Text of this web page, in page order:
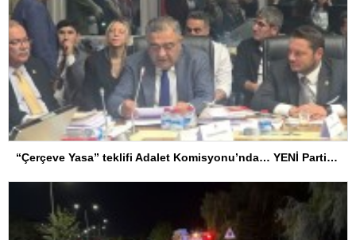
“Çerçeve Yasa” teklifi Adalet Komisyonu’nda… YENİ Partili Tanrıkulu: Bir insana ‘Silahını bırak, ülkene dön, siyasal ve toplumsal hayata katıl’ diyorsanız, o insan kapıdan içeri girdiğinde başına ne geleceğini bilmelidir